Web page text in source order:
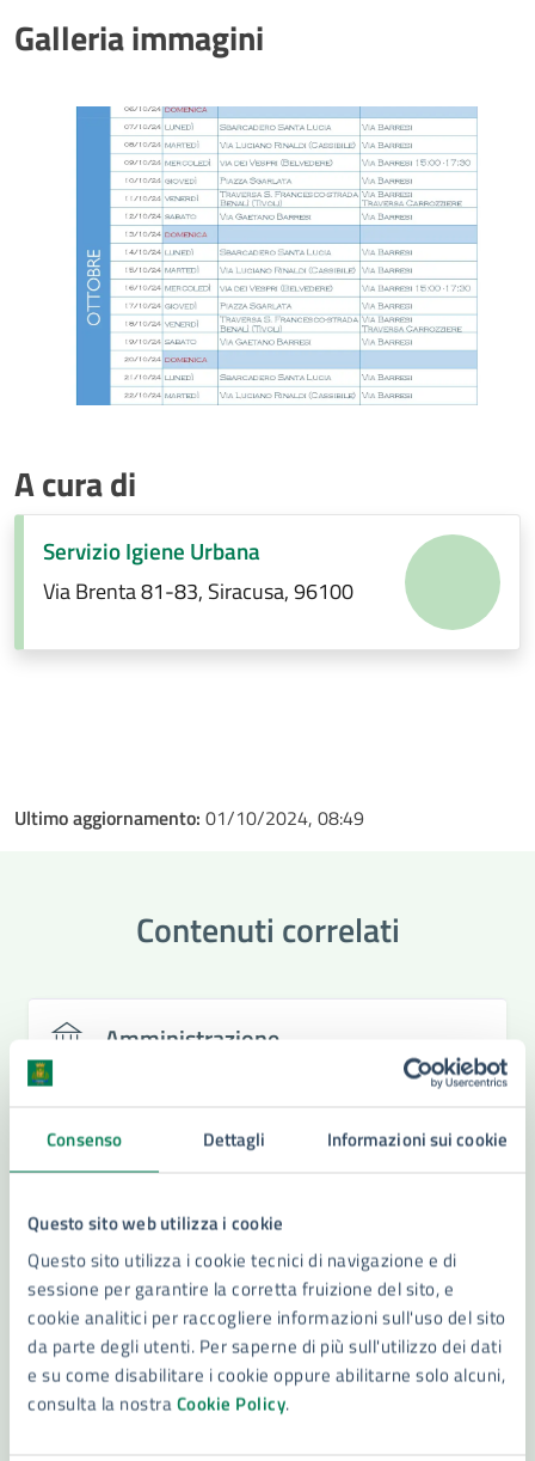
Consenso Dettagli Informazioni sui cookie
Questo sito web utilizza i cookie
Questo sito utilizza i cookie tecnici di navigazione e di
sessione per garantire la corretta fruizione del sito, e
cookie analitici per raccogliere informazioni sull'uso del sito
da parte degli utenti. Per saperne di più sull'utilizzo dei dati
e su come disabilitare i cookie oppure abilitarne solo alcuni,
consulta la nostraCookie Policy.
Galleria immagini
A cura di
Servizio Igiene Urbana
Via Brenta 81-83, Siracusa, 96100
Ultimo aggiornamento: 01/10/2024, 08:49
Contenuti correlati
Amministrazione
e dell'Ambiente - Transizione Energetica